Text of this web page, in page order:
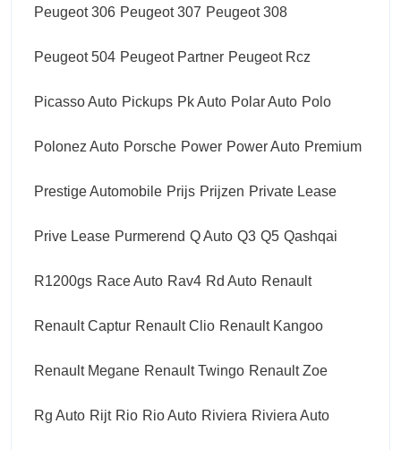
Peugeot 306 Peugeot 307 Peugeot 308
Peugeot 504 Peugeot Partner Peugeot Rcz
Picasso Auto Pickups Pk Auto Polar Auto Polo
Polonez Auto Porsche Power Power Auto Premium
Prestige Automobile Prijs Prijzen Private Lease
Prive Lease Purmerend Q Auto Q3 Q5 Qashqai
R1200gs Race Auto Rav4 Rd Auto Renault
Renault Captur Renault Clio Renault Kangoo
Renault Megane Renault Twingo Renault Zoe
Rg Auto Rijt Rio Rio Auto Riviera Riviera Auto